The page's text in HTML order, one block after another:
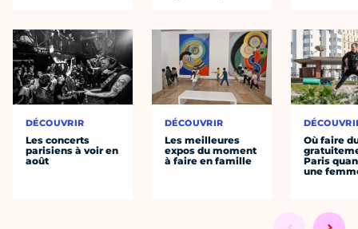
DÉCOUVRIR
Les concerts
parisiens à voir en
août
DÉCOUVRIR
Les meilleures
expos du moment
à faire en famille
Où faire
Paris
une